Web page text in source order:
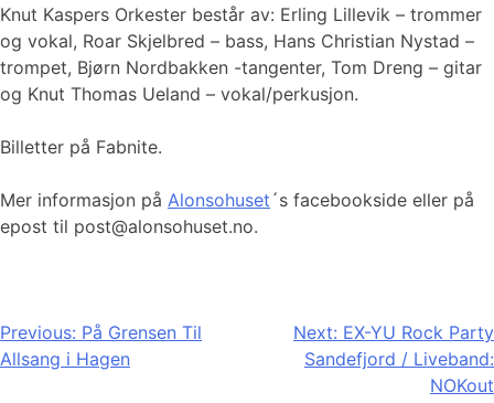
Knut Kaspers Orkester består av: Erling Lillevik – trommer
og vokal, Roar Skjelbred – bass, Hans Christian Nystad –
trompet, Bjørn Nordbakken -tangenter, Tom Dreng – gitar
og Knut Thomas Ueland – vokal/perkusjon.
Billetter på Fabnite.
Mer informasjon på Alonsohuset ´s facebookside eller på
epost til post@alonsohuset.no.
Innleggsnavigasjon
Previous: På Grensen Til
Allsang i Hagen
Next: EX-YU Rock Party
Sandefjord / Liveband:
NOKout